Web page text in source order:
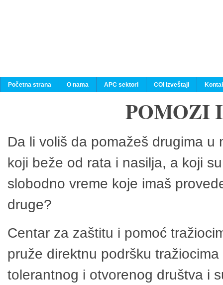
Početna strana O nama APC sektori COI izveštaji
POMOZI
Da li voliš da pomažeš drugima
koji beže od rata i nasilja, a koji
slobodno vreme koje imaš
druge?
Centar za zaštitu i pomoć
pruže direktnu podršku
tolerantnog i otvorenog društva i